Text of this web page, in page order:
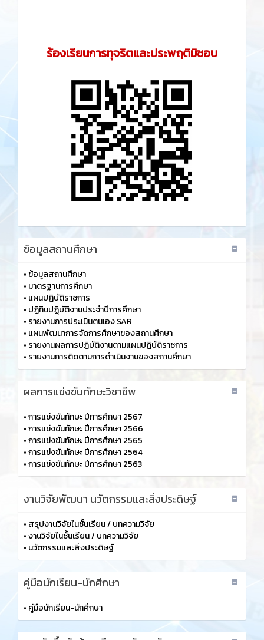
ร้องเรียนการทุจริตและประพฤติมิชอบ
ข้อมูลสถานศึกษา
• ข้อมูลสถานศึกษา
• มาตรฐานการศึกษา
• แผนปฏิบัติราชการ
• ปฏิทินปฏฺิบัติงานประจำปีการศึกษา
• รายงานการประเมินตนเอง SAR
• แผนพัฒนาการจัดการศึกษาของสถานศึกษา
• รายงานผลการปฏิบัติงานตามแผนปฏิบัติราชการ
• รายงานการติดตามการดำเนินงานของสถานศึกษา
ผลการแข่งขันทักษะวิชาชีพ
•การแข่งขันทักษะ ปีการศึกษา 2567
•การแข่งขันทักษะ ปีการศึกษา 2566
•การแข่งขันทักษะ ปีการศึกษา 2565
•การแข่งขันทักษะ ปีการศึกษา 2564
•การแข่งขันทักษะ ปีการศึกษา 2563
งานวิจัยพัฒนา นวัตกรรมและสิ่งประดิษฐ์
• สรุปงานวิจัยในชั้นเรียน / บทความวิจัย
•งานวิจัยในชั้นเรียน / บทความวิจัย
• นวัตกรรมและสิ่งประดิษฐ์
คู่มือนักเรียน-นักศึกษา
• คู่มือนักเรียน-นักศึกษา